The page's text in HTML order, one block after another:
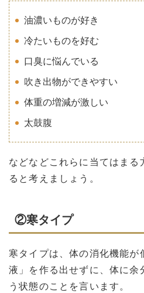
油濃いものが好き
冷たいものを好む
口臭に悩んでいる
吹き出物ができやすい
体重の増減が激しい
太鼓腹
などなどこれらに当てはまる
ると考えましょう。
②寒タイプ
寒タイプは、体の消化機能が
液」を作る出せずに、体に余
う状態のことを言います。